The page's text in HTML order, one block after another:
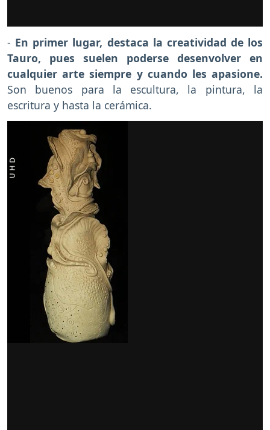
- En primer lugar, destaca la creatividad de los
Tauro, pues suelen poderse desenvolver en
cualquier arte siempre y cuando les apasione.
Son buenos para la escultura, la pintura, la
escritura y hasta la cerámica.